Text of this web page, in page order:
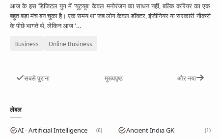
आज के इस डिजिटल युग में 'यूट्यूब' केवल मनोरंजन का साधन नहीं, बल्कि करियर का एक
बहुत बड़ा मंच बन चुका है। एक समय था जब लोग केवल डॉक्टर, इंजीनियर या सरकारी नौकरी
के पीछे भागते थे, लेकिन आज '…
Business Online Business
सबसे पुराना मुख्यपृष्ठ और नया
लेबल
AI - Artificial Intelligence 6 Ancient India GK 1